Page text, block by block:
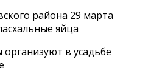
района 29 марта
яйца
организуют в усадьбе